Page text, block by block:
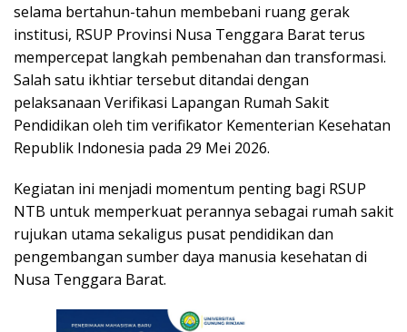
selama bertahun-tahun membebani ruang gerak
institusi, RSUP Provinsi Nusa Tenggara Barat terus
mempercepat langkah pembenahan dan transformasi.
Salah satu ikhtiar tersebut ditandai dengan
pelaksanaan Verifikasi Lapangan Rumah Sakit
Pendidikan oleh tim verifikator Kementerian Kesehatan
Republik Indonesia pada 29 Mei 2026.
Kegiatan ini menjadi momentum penting bagi RSUP
NTB untuk memperkuat perannya sebagai rumah sakit
rujukan utama sekaligus pusat pendidikan dan
pengembangan sumber daya manusia kesehatan di
Nusa Tenggara Barat.